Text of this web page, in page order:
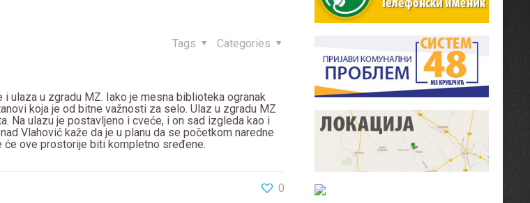
Categories
Tags
u zgradu MZ. Iako je mesna biblioteka ogranak
koja je od bitne važnosti za selo. Ulaz u zgradu MZ
Na ulazu je postavljeno i cveće, i on sad izgleda kao i
Vlahović kaže da je u planu da se početkom naredne
će ove prostorije biti kompletno sređene.
0